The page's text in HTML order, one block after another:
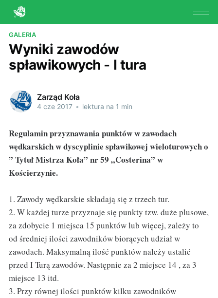
GALERIA
Wyniki zawodów
spławikowych - I tura
Zarząd Koła
4 cze 2017 • lektura na 1 min
Regulamin przyznawania punktów w zawodach
wędkarskich w dyscyplinie spławikowej wieloturowych o
” Tytuł Mistrza Koła” nr 59 „Costerina” w
Kościerzynie.
1. Zawody wędkarskie składają się z trzech tur.
2. W każdej turze przyznaje się punkty tzw. duże plusowe,
za zdobycie 1 miejsca 15 punktów lub więcej, zależy to
od średniej ilości zawodników biorących udział w
zawodach. Maksymalną ilość punktów należy ustalić
przed I Turą zawodów. Następnie za 2 miejsce 14 , za 3
miejsce 13 itd.
3. Przy równej ilości punktów kilku zawodników